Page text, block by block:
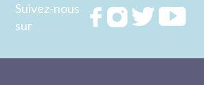
Suivez-nous
sur
RejoignezRejoignez